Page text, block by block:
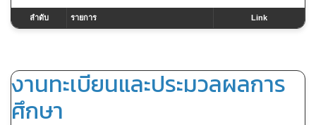
ลำดับ รายการ Link
งานทะเบียนและประมวลผลการ
ศึกษา